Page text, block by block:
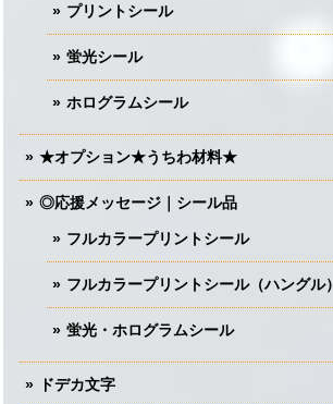
プリントシール
蛍光シール
ホログラムシール
★オプション★うちわ材料★
◎応援メッセージ｜シール品
フルカラープリントシール
フルカラープリントシール（ハングル）
蛍光・ホログラムシール
ドデカ文字